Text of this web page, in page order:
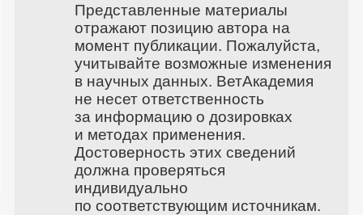
Представленные материалы
отражают позицию автора на
момент публикации. Пожалуйста,
учитывайте возможные изменения
в научных данных. ВетАкадемия
не несет ответственность
за информацию о дозировках
и методах применения.
Достоверность этих сведений
должна проверяться
индивидуально
по соответствующим источникам.